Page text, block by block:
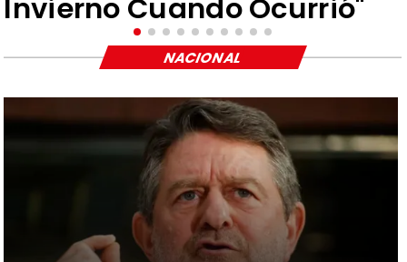
Invierno Cuando Ocurrió"
NACIONAL